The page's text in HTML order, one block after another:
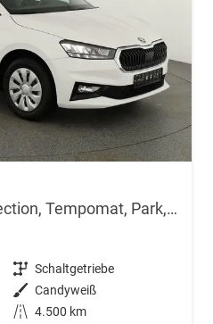
Selection 1.0 TSI Selection, Tempomat, Park, Winterpaket, SmartLink, 4-J Garantie
Getriebe Schaltgetriebe
Außenfarbe Candyweiß
Kilometerstand 4.500 km